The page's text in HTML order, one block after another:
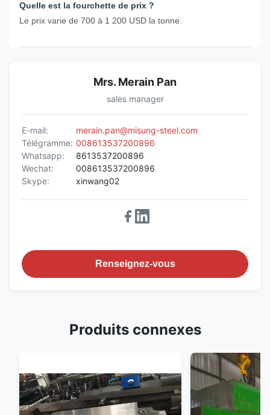
Quelle est la fourchette de prix ?
Le prix varie de 700 à 1 200 USD la tonne.
Mrs. Merain Pan
sales manager
E-mail:
merain.pan@misung-steel.com
Télégramme: 008613537200896
Whatsapp:
8613537200896
Wechat:
008613537200896
Skype:
xinwang02
Renseignez-vous
Produits connexes